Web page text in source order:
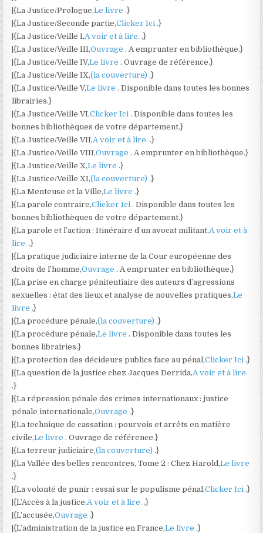
|{La Justice/Prologue,Le livre.}
|{La Justice/Seconde partie,Clicker Ici.}
|{La Justice/Veille I,A voir et à lire..}
|{La Justice/Veille III,Ouvrage. A emprunter en bibliothèque.}
|{La Justice/Veille IV,Le livre. Ouvrage de référence.}
|{La Justice/Veille IX,(la couverture).}
|{La Justice/Veille V,Le livre. Disponible dans toutes les bonnes
librairies.}
|{La Justice/Veille VI,Clicker Ici. Disponible dans toutes les
bonnes bibliothèques de votre département.}
|{La Justice/Veille VII,A voir et à lire..}
|{La Justice/Veille VIII,Ouvrage. A emprunter en bibliothèque.}
|{La Justice/Veille X,Le livre.}
|{La Justice/Veille XI,(la couverture).}
|{La Menteuse et la Ville,Le livre.}
|{La parole contraire,Clicker Ici. Disponible dans toutes les
bonnes bibliothèques de votre département.}
|{La parole et l’action : Itinéraire d’un avocat militant,A voir et à
lire..}
|{La pratique judiciaire interne de la Cour européenne des
droits de l’homme,Ouvrage. A emprunter en bibliothèque.}
|{La prise en charge pénitentiaire des auteurs d’agressions
sexuelles : état des lieux et analyse de nouvelles pratiques,Le
livre.}
|{La procédure pénale,(la couverture).}
|{La procédure pénale,Le livre. Disponible dans toutes les
bonnes librairies.}
|{La protection des décideurs publics face au pénal,Clicker Ici.}
|{La question de la justice chez Jacques Derrida,A voir et à lire.
.}
|{La répression pénale des crimes internationaux : justice
pénale internationale,Ouvrage.}
|{La technique de cassation : pourvois et arrêts en matière
civile,Le livre. Ouvrage de référence.}
|{La terreur judiciaire,(la couverture).}
|{La Vallée des belles rencontres, Tome 2 : Chez Harold,Le livre
.}
|{La volonté de punir : essai sur le populisme pénal,Clicker Ici.}
|{L’Accès à la justice,A voir et à lire..}
|{L’accusée,Ouvrage.}
|{L’administration de la justice en France,Le livre.}